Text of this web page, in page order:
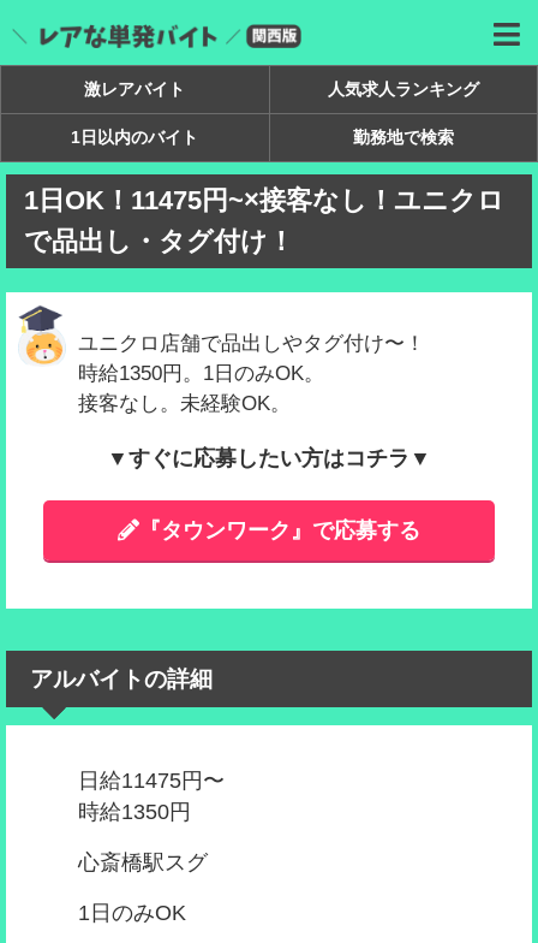
激レアバイト 人気求人ランキング
1日以内のバイト 勤務地で検索
1日OK！11475円~×接客なし！ユニクロ
で品出し・タグ付け！
ユニクロ店舗で品出しやタグ付け〜！
時給1350円。1日のみOK。
接客なし。未経験OK。
▼すぐに応募したい方はコチラ▼
『タウンワーク』で応募する
アルバイトの詳細
日給11475円〜
時給1350円
心斎橋駅スグ
1日のみOK